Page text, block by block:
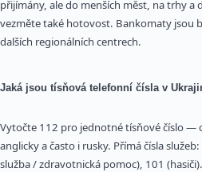
přijímány, ale do menších měst, na trhy a
vezměte také hotovost. Bankomaty jsou
dalších regionálních centrech.
Jaká jsou tísňová telefonní čísla v
Vytočte 112 pro jednotné tísňové číslo —
anglicky a často i rusky. Přímá čísla
služba / zdravotnická pomoc), 101